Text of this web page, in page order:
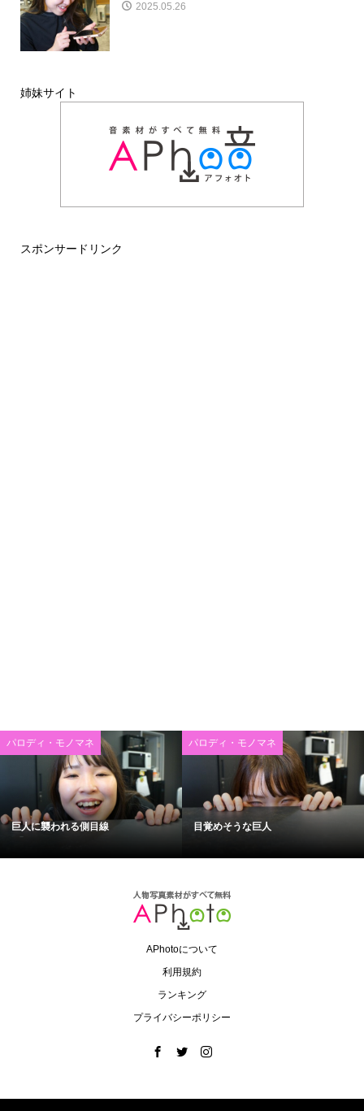
2025.05.26
姉妹サイト
スポンサードリンク
パロディ・モノマネ
巨人に襲われる側目線
パロディ・モノマネ
目覚めそうな巨人
APhotoについて
利用規約
ランキング
プライバシーポリシー